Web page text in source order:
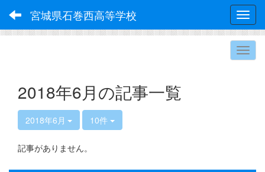
宮城県石巻西高等学校
2018年6月の記事一覧
2018年6月 10件
記事がありません。